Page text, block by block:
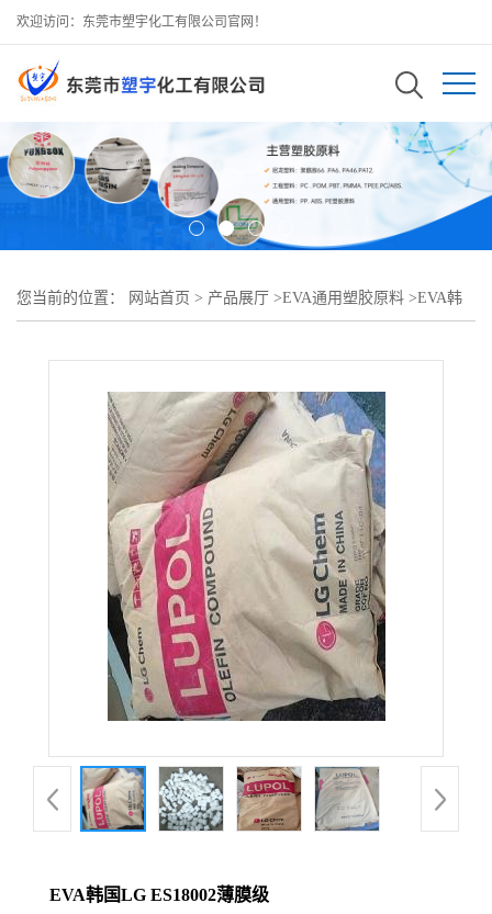
欢迎访问：东莞市塑宇化工有限公司官网！
您当前的位置： 网站首页 > 产品展厅 >EVA通用塑胶原料 >EVA韩
EVA韩国LG ES18002薄膜级